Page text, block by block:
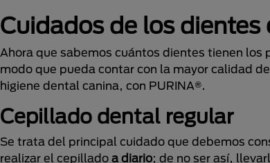
Cuidados de los dientes
Ahora que sabemos cuántos dientes tienen
modo que pueda contar con la mayor calidad
higiene dental canina, con PURINA®.
Cepillado dental regular
Se trata del principal cuidado que debemos
realizar el cepillado a diario; de no ser así,